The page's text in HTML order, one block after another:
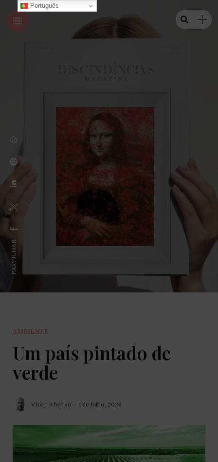
PARTILHAR:
AMBIENTE
Um país pintado de
verde
Vítor Afonso 1 de Julho, 2026
Português